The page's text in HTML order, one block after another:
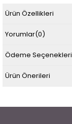
Ürün Özellikleri
Yorumlar(0)
Ödeme Seçenekleri
Ürün Önerileri